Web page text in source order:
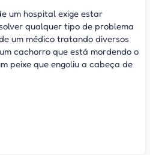
um hospital exige estar
qualquer tipo de problema
um médico tratando diversos
cachorro que está mordendo o
peixe que engoliu a cabeça de